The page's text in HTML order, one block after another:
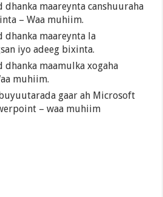
maareynta canshuuraha
– Waa muhiim.
dhanka maareynta la
iyo adeeg bixinta.
maamulka xogaha
muhiim.
gaar ah Microsoft
– waa muhiim